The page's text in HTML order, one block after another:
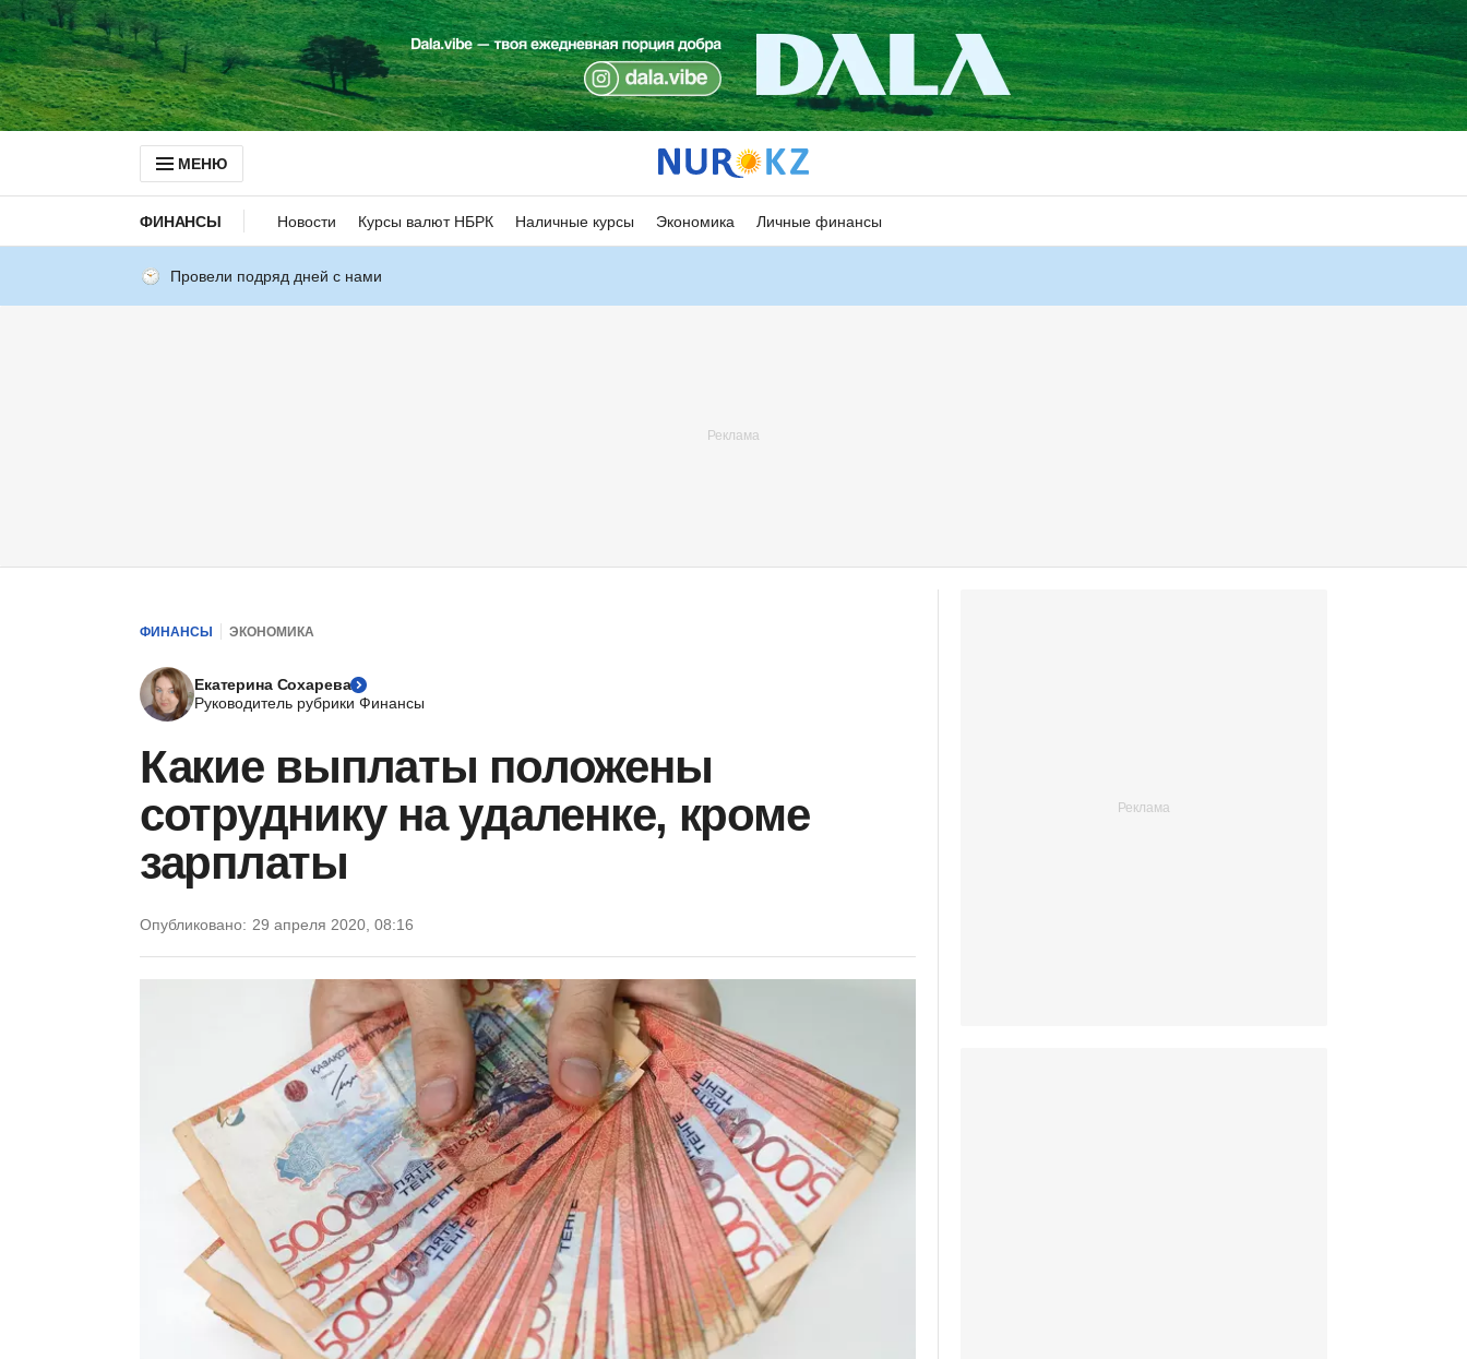
МЕНЮ
ФИНАНСЫ Новости Курсы валют НБРК Наличные курсы Экономика Личные финансы
Провели подряд дней с нами
ФИНАНСЫ ЭКОНОМИКА
Екатерина Сохарева
Руководитель рубрики Финансы
Какие выплаты положены
сотруднику на удаленке, кроме
зарплаты
Опубликовано: 29 апреля 2020, 08:16